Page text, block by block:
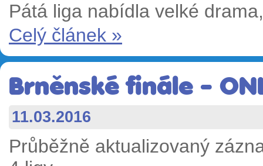
Pátá liga nabídla velké
Celý článek »
Brněnské finále -
11.03.2016
Průběžně aktualizovaný